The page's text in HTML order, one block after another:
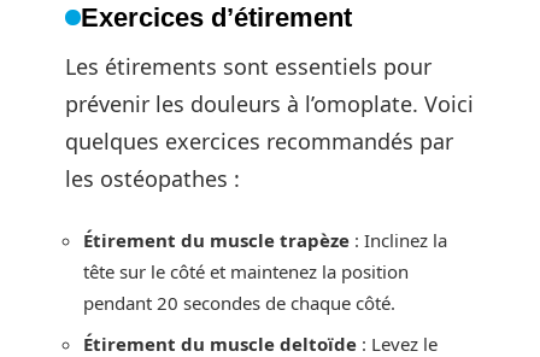
Exercices d’étirement
Les étirements sont essentiels pour
prévenir les douleurs à l’omoplate. Voici
quelques exercices recommandés par
les ostéopathes :
Étirement du muscle trapèze : Inclinez la
tête sur le côté et maintenez la position
pendant 20 secondes de chaque côté.
Étirement du muscle deltoïde : Levez le